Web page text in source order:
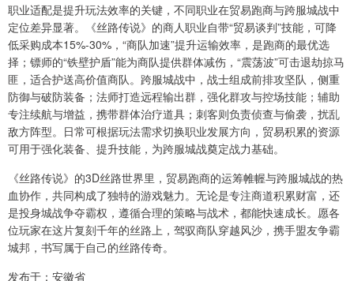
职业适配是提升玩法效率的关键，不同职业在贸易跑商与跨服城战中
定位差异显著。《丝路传说》的商人职业自带“贸易谈判”技能，可降
低采购成本15%-30%，“商队加速”提升运输效率，是跑商的最优选
择；镖师的“铁壁护盾”能为商队提供群体减伤，“震荡波”可击退劫掠马
匪，适合护送高价值商队。跨服城战中，战士组成前排攻坚队，侧重
防御与破防装备；法师打造远程输出群，强化群攻与控场技能；辅助
专注续航与增益，携带群体治疗道具；刺客则负责侦查与偷袭，扰乱
敌方阵型。日常可根据玩法需求切换职业发展方向，贸易积累的资源
可用于强化装备、提升技能，为跨服城战奠定战力基础。
《丝路传说》的3D丝路世界里，贸易跑商的运筹帷幄与跨服城战的热
血协作，共同构成了独特的游戏魅力。无论是专注商道积累财富，还
是投身城战争夺霸权，遵循合理的策略与战术，都能快速成长。愿各
位玩家在这片复刻千年的丝路上，驾驭商队穿越风沙，携手盟友争霸
城邦，书写属于自己的丝路传奇。
发布于：安徽省